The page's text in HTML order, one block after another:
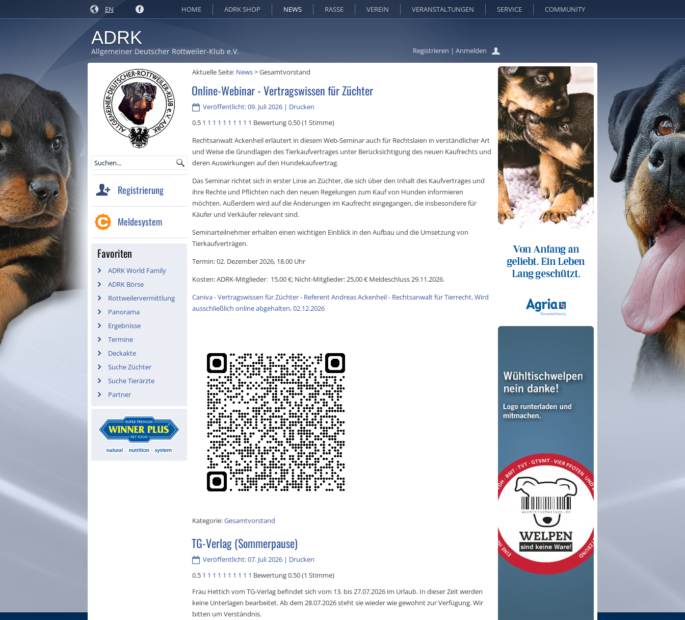
EN
Registrieren | Anmelden
HOME ADRK SHOP NEWS RASSE VEREIN VERANSTALTUNGEN SERVICE COMMUNITY
ADRK
Allgemeiner Deutscher Rottweiler-Klub e.V.
Registrierung
Meldesystem
Favoriten
ADRK World Family
ADRK Börse
Rottweilervermittlung
Panorama
Ergebnisse
Termine
Deckakte
Suche Züchter
Suche Tierärzte
Partner
Aktuelle Seite: News>Gesamtvorstand
Online-Webinar - Vertragswissen für Züchter
Veröffentlicht: 09. Juli 2026 | Drucken
0.5 1 1 1 1 1 1 1 1 1 1 Bewertung 0.50 (1 Stimme)
Rechtsanwalt Ackenheil erläutert in diesem Web-Seminar auch für Rechtslaien in verständlicher Art
und Weise die Grundlagen des Tierkaufvertrages unter Berücksichtigung des neuen Kaufrechts und
deren Auswirkungen auf den Hundekaufvertrag.
Das Seminar richtet sich in erster Linie an Züchter, die sich über den Inhalt des Kaufvertrages und
ihre Rechte und Pflichten nach den neuen Regelungen zum Kauf von Hunden informieren
möchten. Außerdem wird auf die Änderungen im Kaufrecht eingegangen, die insbesondere für
Käufer und Verkäufer relevant sind.
Seminarteilnehmer erhalten einen wichtigen Einblick in den Aufbau und die Umsetzung von
Tierkaufverträgen.
Termin: 02. Dezember 2026, 18.00 Uhr
Kosten: ADRK-Mitglieder: 15,00 €; Nicht-Mitglieder: 25,00 € Meldeschluss 29.11.2026.
Caniva - Vertragswissen für Züchter - Referent Andreas Ackenheil - Rechtsanwalt für Tierrecht, Wird
ausschließlich online abgehalten, 02.12.2026
Kategorie:Gesamtvorstand
TG-Verlag (Sommerpause)
Veröffentlicht: 07. Juli 2026 | Drucken
0.5 1 1 1 1 1 1 1 1 1 1 Bewertung 0.50 (1 Stimme)
Frau Hettich vom TG‑Verlag befindet sich vom 13. bis 27.07.2026 im Urlaub. In dieser Zeit werden
keine Unterlagen bearbeitet. Ab dem 28.07.2026 steht sie wieder wie gewohnt zur Verfügung. Wir
bitten um Verständnis.